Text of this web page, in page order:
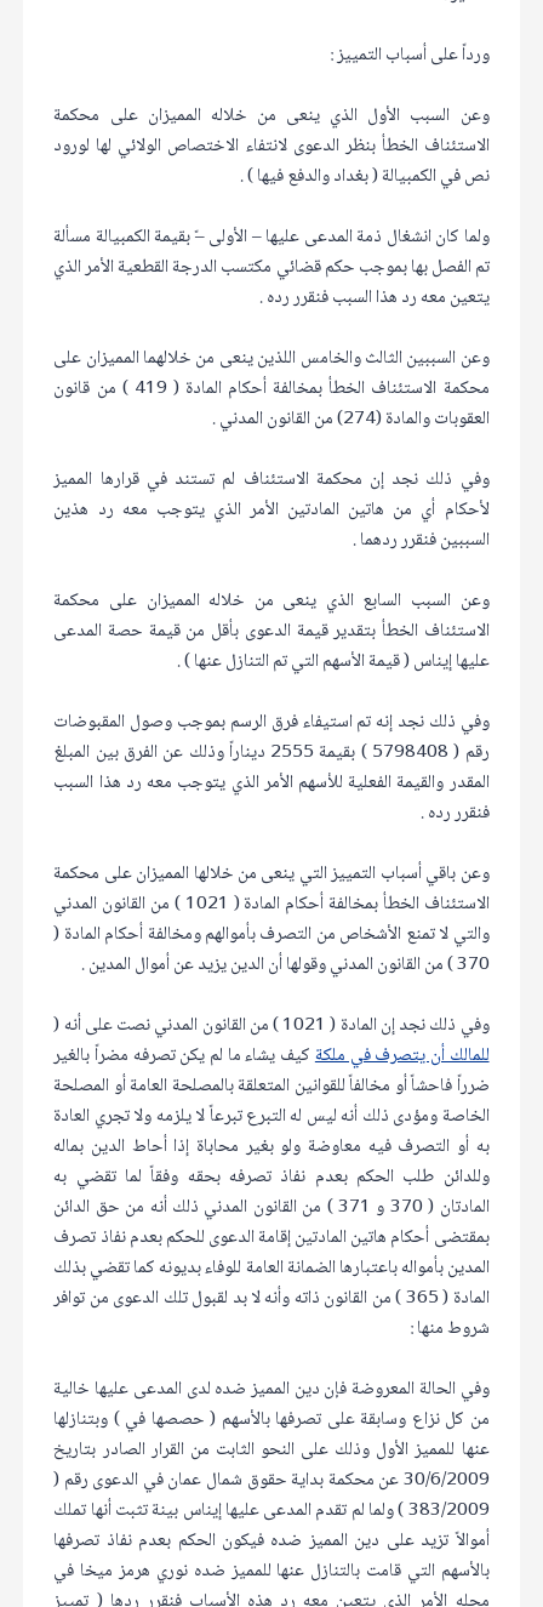
ورداً على أسباب التمييز :
وعن السبب الأول الذي ينعى من خلاله المميزان على محكمة
الاستئناف الخطأ بنظر الدعوى لانتفاء الاختصاص الولائي لها لورود
نص في الكمبيالة ( بغداد والدفع فيها ) .
ولما كان انشغال ذمة المدعى عليها – الأولى –ً بقيمة الكمبيالة مسألة
تم الفصل بها بموجب حكم قضائي مكتسب الدرجة القطعية الأمر الذي
يتعين معه رد هذا السبب فنقرر رده .
وعن السببين الثالث والخامس اللذين ينعى من خلالهما المميزان على
محكمة الاستئناف الخطأ بمخالفة أحكام المادة ( 419 ) من قانون
العقوبات والمادة (274) من القانون المدني .
وفي ذلك نجد إن محكمة الاستئناف لم تستند في قرارها المميز
لأحكام أي من هاتين المادتين الأمر الذي يتوجب معه رد هذين
السببين فنقرر ردهما .
وعن السبب السابع الذي ينعى من خلاله المميزان على محكمة
الاستئناف الخطأ بتقدير قيمة الدعوى بأقل من قيمة حصة المدعى
عليها إيناس ( قيمة الأسهم التي تم التنازل عنها ) .
وفي ذلك نجد إنه تم استيفاء فرق الرسم بموجب وصول المقبوضات
رقم ( 5798408 ) بقيمة 2555 ديناراً وذلك عن الفرق بين المبلغ
المقدر والقيمة الفعلية للأسهم الأمر الذي يتوجب معه رد هذا السبب
فنقرر رده .
وعن باقي أسباب التمييز التي ينعى من خلالها المميزان على محكمة
الاستئناف الخطأ بمخالفة أحكام المادة ( 1021 ) من القانون المدني
والتي لا تمنع الأشخاص من التصرف بأموالهم ومخالفة أحكام المادة (
370 ) من القانون المدني وقولها أن الدين يزيد عن أموال المدين .
وفي ذلك نجد إن المادة ( 1021 ) من القانون المدني نصت على أنه (
للمالك أن يتصرف في ملكةكيف يشاء ما لم يكن تصرفه مضراً بالغير
ضرراً فاحشاً أو مخالفاً للقوانين المتعلقة بالمصلحة العامة أو المصلحة
الخاصة ومؤدى ذلك أنه ليس له التبرع تبرعاً لا يلزمه ولا تجري العادة
به أو التصرف فيه معاوضة ولو بغير محاباة إذا أحاط الدين بماله
وللدائن طلب الحكم بعدم نفاذ تصرفه بحقه وفقاً لما تقضي به
المادتان ( 370 و 371 ) من القانون المدني ذلك أنه من حق الدائن
بمقتضى أحكام هاتين المادتين إقامة الدعوى للحكم بعدم نفاذ تصرف
المدين بأمواله باعتبارها الضمانة العامة للوفاء بديونه كما تقضي بذلك
المادة ( 365 ) من القانون ذاته وأنه لا بد لقبول تلك الدعوى من توافر
شروط منها :
وفي الحالة المعروضة فإن دين المميز ضده لدى المدعى عليها خالية
من كل نزاع وسابقة على تصرفها بالأسهم ( حصصها في ) وبتنازلها
عنها للمميز الأول وذلك على النحو الثابت من القرار الصادر بتاريخ
30/6/2009 عن محكمة بداية حقوق شمال عمان في الدعوى رقم (
383/2009 ) ولما لم تقدم المدعى عليها إيناس بينة تثبت أنها تملك
أموالاً تزيد على دين المميز ضده فيكون الحكم بعدم نفاذ تصرفها
بالأسهم التي قامت بالتنازل عنها للمميز ضده نوري هرمز ميخا في